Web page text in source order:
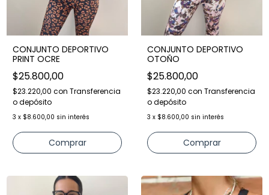
CONJUNTO DEPORTIVO
PRINT OCRE
$25.800,00
$23.220,00 con Transferencia
o depósito
3 x $8.600,00 sin interés
Comprar
CONJUNTO DEPORTIVO
OTOÑO
$25.800,00
$23.220,00 con Transferencia
o depósito
3 x $8.600,00 sin interés
Comprar